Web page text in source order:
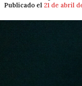
Publicado el 21 de abril